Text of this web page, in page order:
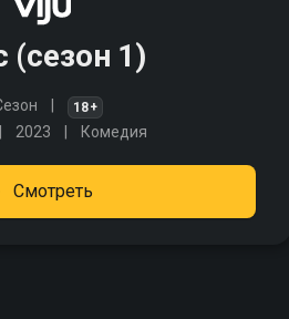
(сезон 1)
18+
2023 Комедия
Смотреть